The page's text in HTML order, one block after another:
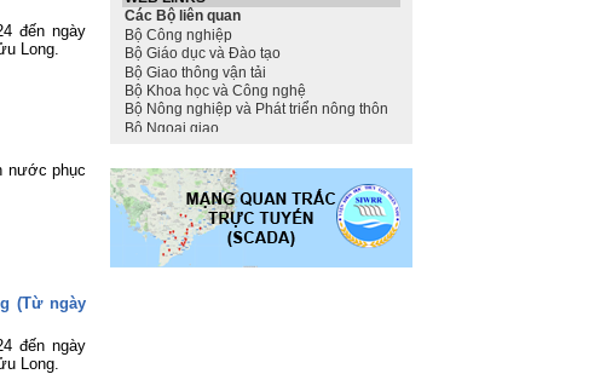
đến ngày
Long.
nước phục
(Từ ngày
đến ngày
Long.